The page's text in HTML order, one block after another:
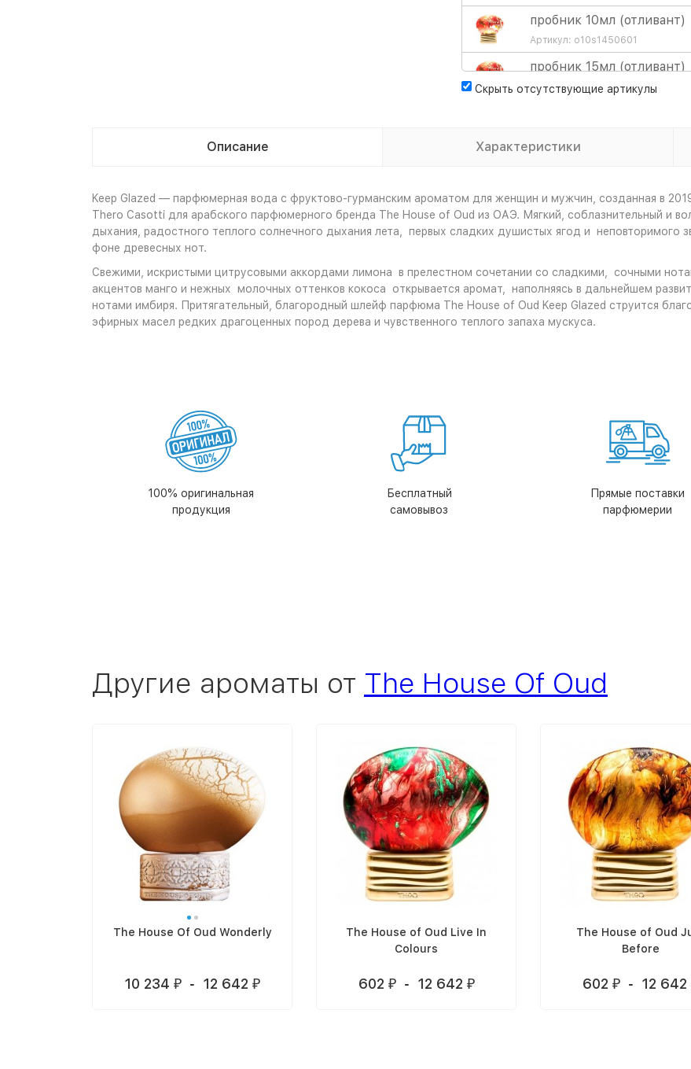
пробник 10мл (отливант)
Артикул: o10s1450601
пробник 15мл (отливант)
Артикул: 5843820958
Скрыть отсутствующие артикулы
Описание Характеристики
Keep Glazed — парфюмерная вода с фруктово-гурманским ароматом для женщин и мужчин, созданная в
Thero Casotti для арабского парфюмерного бренда The House of Oud из ОАЭ. Мягкий, соблазнительный и
дыхания, радостного теплого солнечного дыхания лета, первых сладких душистых ягод и неповторимого
фоне древесных нот.
Свежими, искристыми цитрусовыми аккордами лимона в прелестном сочетании со сладкими, сочными
акцентов манго и нежных молочных оттенков кокоса открывается аромат, наполняясь в дальнейшем
нотами имбиря. Притягательный, благородный шлейф парфюма The House of Oud Keep Glazed струится
эфирных масел редких драгоценных пород дерева и чувственного теплого запаха мускуса.
100% оригинальная
продукция
Бесплатный
самовывоз
Прямые поставки
парфюмерии
Другие ароматы от The House Of Oud
The House Of Oud Wonderly
10 234 ₽ - 12 642 ₽
The House of Oud Live In
Colours
602 ₽ - 12 642 ₽
The House of Oud
Before
602 ₽ - 12 642